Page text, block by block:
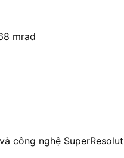
mrad
công nghệ